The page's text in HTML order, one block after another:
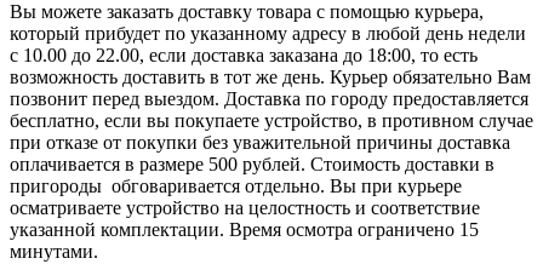
Вы можете заказать доставку товара с помощью курьера,
который прибудет по указанному адресу в любой день недели
с 10.00 до 22.00, если доставка заказана до 18:00, то есть
возможность доставить в тот же день. Курьер обязательно Вам
позвонит перед выездом. Доставка по городу предоставляется
бесплатно, если вы покупаете устройство, в противном случае
при отказе от покупки без уважительной причины доставка
оплачивается в размере 500 рублей. Стоимость доставки в
пригороды обговаривается отдельно. Вы при курьере
осматриваете устройство на целостность и соответствие
указанной комплектации. Время осмотра ограничено 15
минутами.